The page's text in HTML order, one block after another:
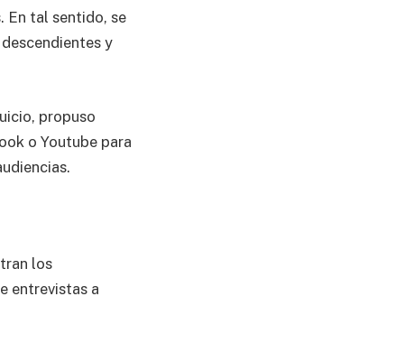
En tal sentido, se
y
propuso
o Youtube para
los
entrevistas a